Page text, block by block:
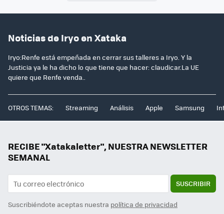
Noticias de Iryo en Xataka
Iryo:Renfe está empeñada en cerrar sus talleres a Iryo. Y la
Justicia ya le ha dicho lo que tiene que hacer: claudicar.La UE
quiere que Renfe venda..
OTROS TEMAS: Streaming Análisis Apple Samsung
RECIBE "Xatakaletter", NUESTRA NEWSLETTER
SEMANAL
SUSCRIBIR
Suscribiéndote aceptas nuestra política de privacidad